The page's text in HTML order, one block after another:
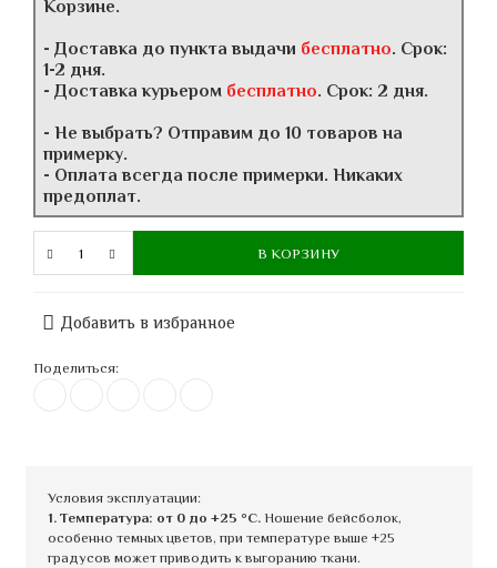
Корзине.
- Доставка до пункта выдачи бесплатно. Срок:
1-2 дня.
- Доставка курьером бесплатно. Срок: 2 дня.
- Не выбрать? Отправим до 10 товаров на
примерку.
- Оплата всегда после примерки. Никаких
предоплат.
В КОРЗИНУ
Добавить в избранное
Поделиться:
Условия эксплуатации:
1. Температура: от 0 до +25 °C.Ношение бейсболок,
особенно темных цветов, при температуре выше +25
градусов может приводить к выгоранию ткани.